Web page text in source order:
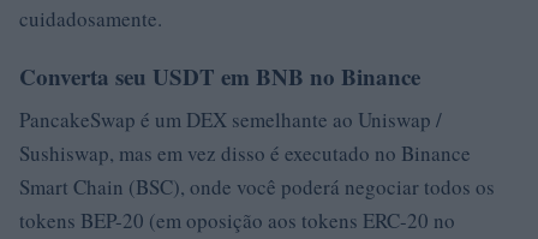
cuidadosamente.
Converta seu USDT em BNB no Binance
PancakeSwap é um DEX semelhante ao Uniswap /
Sushiswap, mas em vez disso é executado no Binance
Smart Chain (BSC), onde você poderá negociar todos os
tokens BEP-20 (em oposição aos tokens ERC-20 no